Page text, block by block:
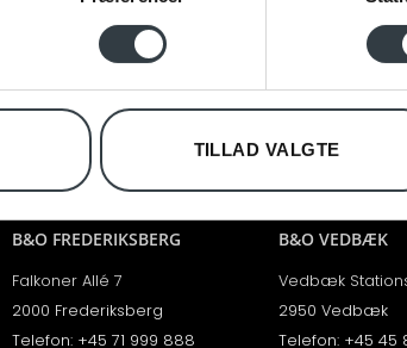
om din brug af vores hjemmeside med
TILLAD VALGTE
Trustpilot
B&O FREDERIKSBERG
Falkoner Allé 7
2000 Frederiksberg
Telefon: +45 71 999 888
B&O VEDBÆK
Vedbæk
2950 Vedbæk
Telefon: +45 45